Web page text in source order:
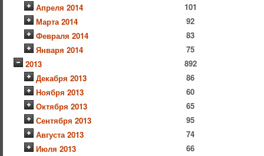
Апреля 2014
101
Марта 2014
92
Февраля 2014
83
Января 2014
75
2013
892
Декабря 2013
86
Ноября 2013
60
Октября 2013
65
Сентября 2013
95
Августа 2013
74
Июля 2013
66